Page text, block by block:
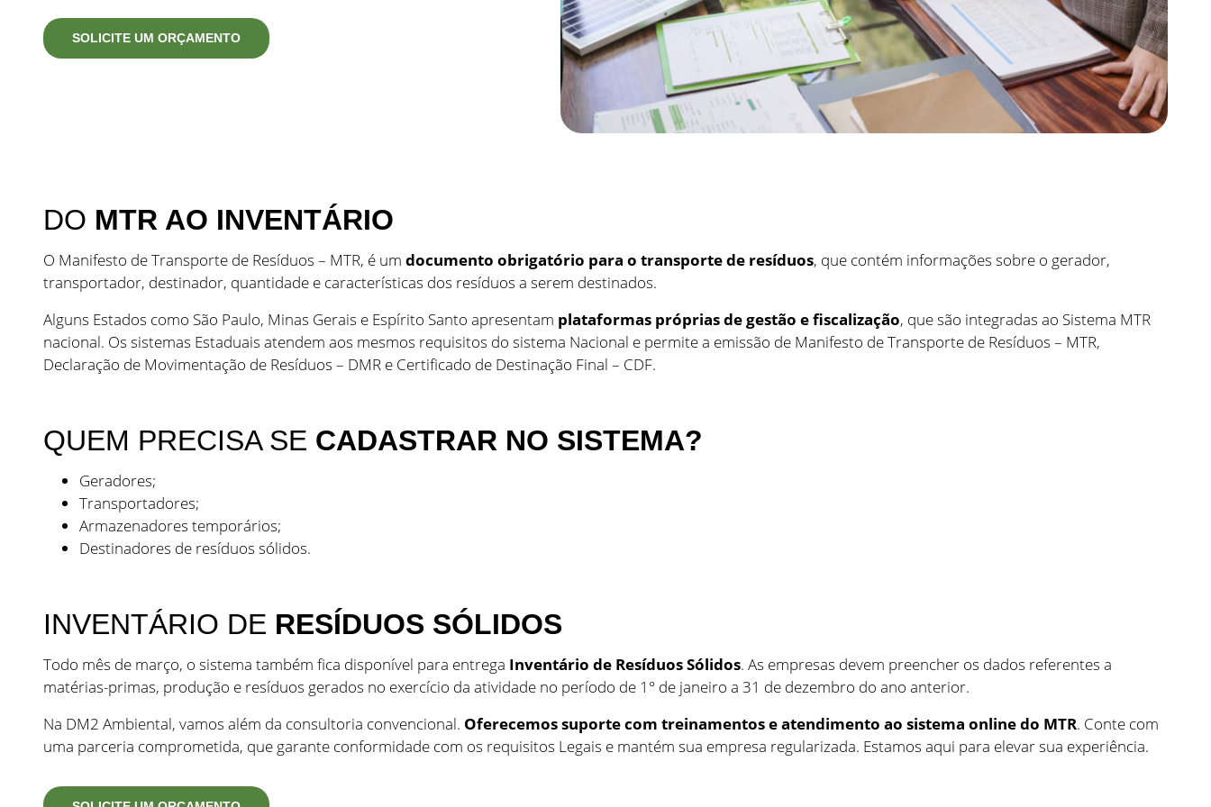
SOLICITE UM ORÇAMENTO
DO MTR AO INVENTÁRIO
O Manifesto de Transporte de Resíduos – MTR, é um documento obrigatório para o transporte de resíduos, que contém informações sobre o gerador,
transportador, destinador, quantidade e características dos resíduos a serem destinados.
Alguns Estados como São Paulo, Minas Gerais e Espírito Santo apresentam plataformas próprias de gestão e fiscalização, que são integradas ao Sistema MTR
nacional. Os sistemas Estaduais atendem aos mesmos requisitos do sistema Nacional e permite a emissão de Manifesto de Transporte de Resíduos – MTR,
Declaração de Movimentação de Resíduos – DMR e Certificado de Destinação Final – CDF.
QUEM PRECISA SE CADASTRAR NO SISTEMA?
Geradores;
Transportadores;
Armazenadores temporários;
Destinadores de resíduos sólidos.
INVENTÁRIO DE RESÍDUOS SÓLIDOS
Todo mês de março, o sistema também fica disponível para entrega Inventário de Resíduos Sólidos. As empresas devem preencher os dados referentes a
matérias-primas, produção e resíduos gerados no exercício da atividade no período de 1° de janeiro a 31 de dezembro do ano anterior.
Na DM2 Ambiental, vamos além da consultoria convencional. Oferecemos suporte com treinamentos e atendimento ao sistema online do MTR. Conte com
uma parceria comprometida, que garante conformidade com os requisitos Legais e mantém sua empresa regularizada. Estamos aqui para elevar sua experiência.